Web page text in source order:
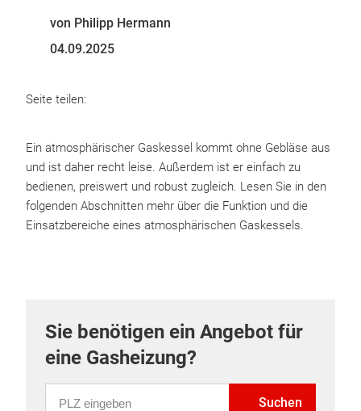
von Philipp Hermann
04.09.2025
Seite teilen:
Ein atmosphärischer Gaskessel kommt ohne Gebläse aus
und ist daher recht leise. Außerdem ist er einfach zu
bedienen, preiswert und robust zugleich. Lesen Sie in den
folgenden Abschnitten mehr über die Funktion und die
Einsatzbereiche eines atmosphärischen Gaskessels.
Sie benötigen ein Angebot für
eine Gasheizung?
Suchen